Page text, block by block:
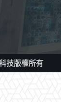
技版權所有